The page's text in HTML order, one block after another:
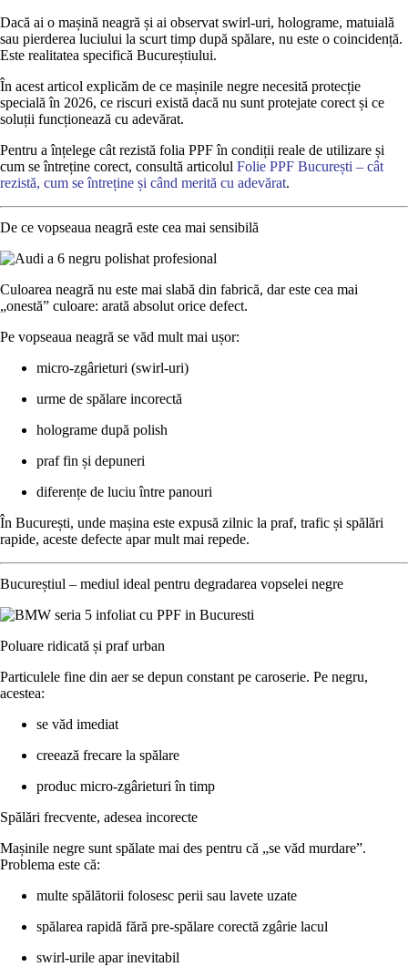
Dacă ai o mașină neagră și ai observat swirl-uri, holograme, matuială
sau pierderea luciului la scurt timp după spălare, nu este o coincidență.
Este realitatea specifică Bucureștiului.
În acest articol explicăm de ce mașinile negre necesită protecție
specială în 2026, ce riscuri există dacă nu sunt protejate corect și ce
soluții funcționează cu adevărat.
Pentru a înțelege cât rezistă folia PPF în condiții reale de utilizare și
cum se întreține corect, consultă articolul Folie PPF București – cât
rezistă, cum se întreține și când merită cu adevărat.
De ce vopseaua neagră este cea mai sensibilă
Culoarea neagră nu este mai slabă din fabrică, dar este cea mai
„onestă” culoare: arată absolut orice defect.
Pe vopseaua neagră se văd mult mai ușor:
micro-zgârieturi (swirl-uri)
urme de spălare incorectă
holograme după polish
praf fin și depuneri
diferențe de luciu între panouri
În București, unde mașina este expusă zilnic la praf, trafic și spălări
rapide, aceste defecte apar mult mai repede.
Bucureștiul – mediul ideal pentru degradarea vopselei negre
Poluare ridicată și praf urban
Particulele fine din aer se depun constant pe caroserie. Pe negru,
acestea:
se văd imediat
creează frecare la spălare
produc micro-zgârieturi în timp
Spălări frecvente, adesea incorecte
Mașinile negre sunt spălate mai des pentru că „se văd murdare”.
Problema este că:
multe spălătorii folosesc perii sau lavete uzate
spălarea rapidă fără pre-spălare corectă zgârie lacul
swirl-urile apar inevitabil